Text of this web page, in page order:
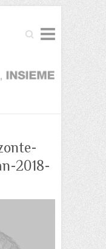
Cerca
2018-